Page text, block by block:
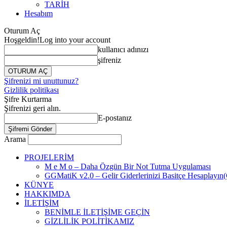
TARİH
Hesabım
Oturum Aç
Hoşgeldin!Log into your account
kullanıcı adınızı
şifreniz
Şifrenizi mi unuttunuz?
Gizlilik politikası
Şifre Kurtarma
Şifrenizi geri alın.
E-postanız
Arama
PROJELERİM
M e M o – Daha Özgün Bir Not Tutma Uygulaması
GGMatiK v2.0 – Gelir Giderlerinizi Basitçe
KÜNYE
HAKKIMDA
İLETİŞİM
BENİMLE İLETİŞİME GEÇİN
GİZLİLİK POLİTİKAMIZ